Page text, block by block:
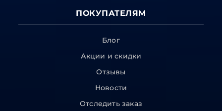
ПОКУПАТЕЛЯМ
Блог
Акции и скидки
Отзывы
Новости
Отследить заказ